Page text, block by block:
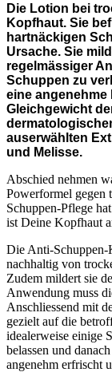
Die Lotion bei
Kopfhaut. Sie
hartnäckigen
Ursache. Sie
regelmässiger
Schuppen zu
eine
Gleichgewicht
auserwählten
und Melisse.
Abschied nehmen
Powerformel gegen
Schuppen-Pflege
ist Deine Kopfhaut
Die Anti-
nachhaltig von
Zudem mildert sie
Anwendung muss
Anschliessend mit
gezielt auf die
idealerweise einige
belassen und
angenehm erfrischt